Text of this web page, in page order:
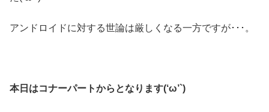
アンドロイドに対する世論は厳しくなる一方ですが･･･。
本日はコナーパートからとなります(‘ω’`)